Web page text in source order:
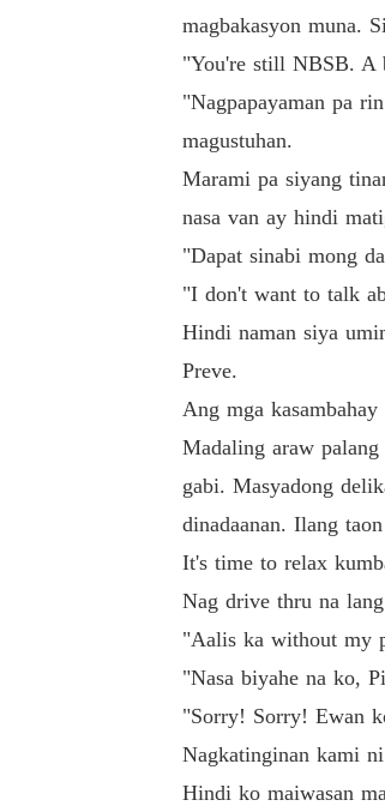
magbakasyon muna.
"You're still NBSB. A
"Nagpapayaman pa
magustuhan.
Marami pa siyang
nasa van ay hindi
"Dapat sinabi mong
"I don't want to talk
Hindi naman siya
Preve.
Ang mga
Madaling araw
gabi. Masyadong
dinadaanan. Ilang
It's time to relax
Nag drive thru na
"Aalis ka without my
"Nasa biyahe na ko,
"Sorry! Sorry! Ewan
Nagkatinginan kami
Hindi ko maiwasan